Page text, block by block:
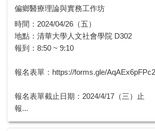
聯絡我們 Contact Us
偏鄉醫療理論與實務工作坊
時間：2024/04/26（五）
地點：清華大學人文社會學院 D302
報到：8:50 ~ 9:10
報名表單：https://forms.gle/
報名表單截止日期：2024/4/17（三）止
報...